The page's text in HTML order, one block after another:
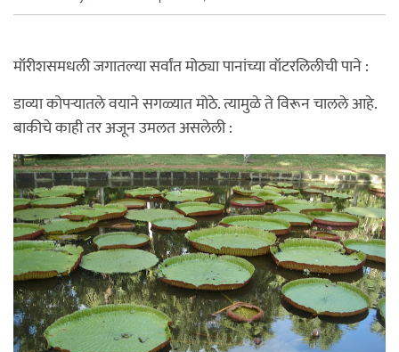
मॉरीशसमधली जगातल्या सर्वांत मोठ्या पानांच्या वॉटरलिलीची पाने :
डाव्या कोपर्‍यातले वयाने सगळ्यात मोठे. त्यामुळे ते विरून चालले आहे.
बाकीचे काही तर अजून उमलत असलेली :